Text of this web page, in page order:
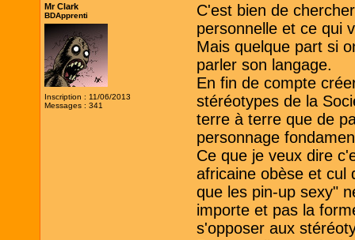
Mr Clark
BDApprenti
Inscription : 11/06/2013
Messages : 341
C'est bien de
personnelle et ce qui
Mais quelque part si
parler son langage.
En fin de compte
stéréotypes de la
terre à terre que de
personnage
Ce que je veux dire
africaine obèse et cul
que les pin-up sexy"
importe et pas la
s'opposer aux